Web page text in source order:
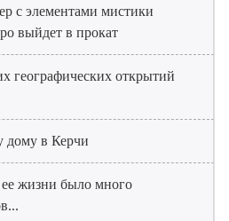
с элементами мистики
выйдет в прокат
географических открытий
в Керчи
жизни было много